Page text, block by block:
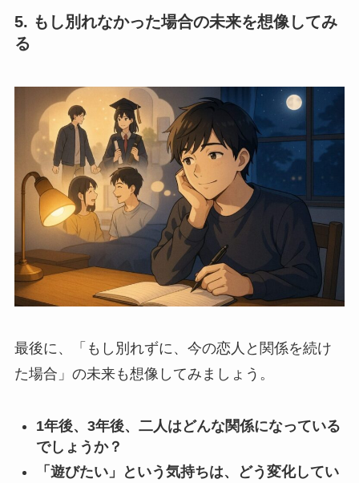
5. もし別れなかった場合の未来を想像してみ
る
最後に、「もし別れずに、今の恋人と関係を続け
た場合」の未来も想像してみましょう。
1年後、3年後、二人はどんな関係になっている
でしょうか？
「遊びたい」という気持ちは、どう変化してい